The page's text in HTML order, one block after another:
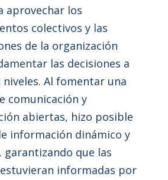
aprovechar los
colectivos y las
de la organización
las decisiones a
Al fomentar una
comunicación y
abiertas, hizo posible
información dinámico y
garantizando que las
informadas por